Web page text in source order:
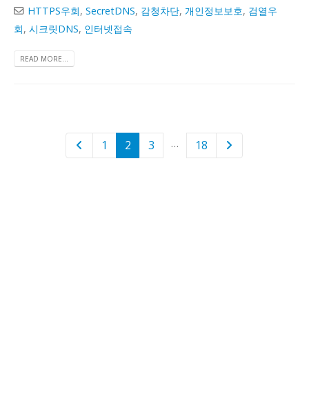
HTTPS우회,SecretDNS, 감청차단,개인정보보호, 검열우
회, 시크릿DNS, 인터넷접속
READ MORE...
1 2 3 … 18